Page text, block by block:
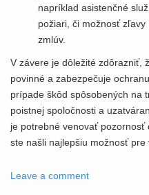
napríklad asistenčné
požiari, či možnosť
zmlúv.
V závere je dôležité zdôrazniť,
povinné a zabezpečuje
prípade škôd spôsobených na
poistnej spoločnosti a
je potrebné venovať
ste našli najlepšiu možnosť pre
Leave a comment